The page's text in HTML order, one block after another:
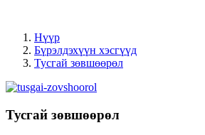
Нүүр
Бүрэлдэхүүн хэсгүүд
Тусгай зөвшөөрөл
Тусгай зөвшөөрөл